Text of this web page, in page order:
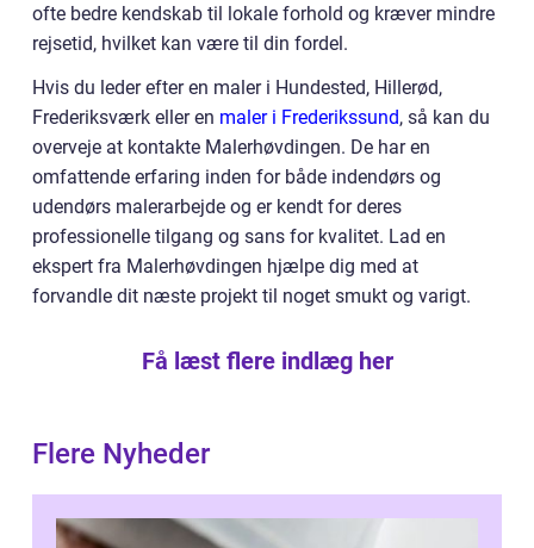
ofte bedre kendskab til lokale forhold og kræver mindre
rejsetid, hvilket kan være til din fordel.
Hvis du leder efter en maler i Hundested, Hillerød,
Frederiksværk eller en maler i Frederikssund, så kan du
overveje at kontakte Malerhøvdingen. De har en
omfattende erfaring inden for både indendørs og
udendørs malerarbejde og er kendt for deres
professionelle tilgang og sans for kvalitet. Lad en
ekspert fra Malerhøvdingen hjælpe dig med at
forvandle dit næste projekt til noget smukt og varigt.
Få læst flere indlæg her
Flere Nyheder